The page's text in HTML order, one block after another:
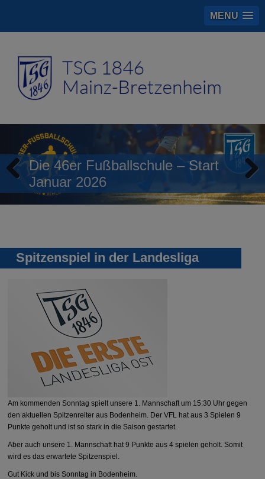
MENU
Die 46er Fußballschule – Start
Januar 2026
Previous
Spitzenspiel in der Landesliga
Am kommenden Sonntag spielt unsere 1. Mannschaft um 15:30 Uhr gegen
den aktuellen Spitzenreiter aus Bodenheim. Der VFL hat aus 3 Spielen 9
Punkte geholt und ist so stark in die Saison gestartet.
Aber auch unsere 1. Mannschaft hat 9 Punkte aus 4 spielen geholt. Somit
wird es das erwartete Spitzenspiel.
Gut Kick und bis Sonntag in Bodenheim.